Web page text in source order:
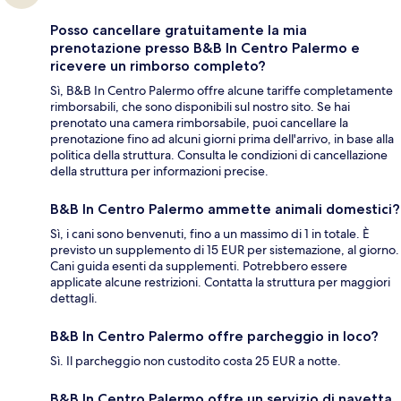
Posso cancellare gratuitamente la mia
prenotazione presso B&B In Centro Palermo e
ricevere un rimborso completo?
Sì, B&B In Centro Palermo offre alcune tariffe completamente
rimborsabili, che sono disponibili sul nostro sito. Se hai
prenotato una camera rimborsabile, puoi cancellare la
prenotazione fino ad alcuni giorni prima dell'arrivo, in base alla
politica della struttura. Consulta le condizioni di cancellazione
della struttura per informazioni precise.
B&B In Centro Palermo ammette animali domestici?
Sì, i cani sono benvenuti, fino a un massimo di 1 in totale. È
previsto un supplemento di 15 EUR per sistemazione, al giorno.
Cani guida esenti da supplementi. Potrebbero essere
applicate alcune restrizioni. Contatta la struttura per maggiori
dettagli.
B&B In Centro Palermo offre parcheggio in loco?
Sì. Il parcheggio non custodito costa 25 EUR a notte.